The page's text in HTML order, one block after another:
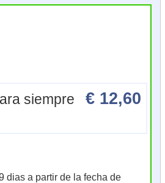
para siempre € 12,60
a partir de la fecha de